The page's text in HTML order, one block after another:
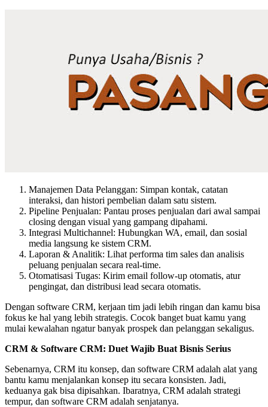
Manajemen Data Pelanggan: Simpan kontak, catatan
interaksi, dan histori pembelian dalam satu sistem.
Pipeline Penjualan: Pantau proses penjualan dari awal sampai
closing dengan visual yang gampang dipahami.
Integrasi Multichannel: Hubungkan WA, email, dan sosial
media langsung ke sistem CRM.
Laporan & Analitik: Lihat performa tim sales dan analisis
peluang penjualan secara real-time.
Otomatisasi Tugas: Kirim email follow-up otomatis, atur
pengingat, dan distribusi lead secara otomatis.
Dengan software CRM, kerjaan tim jadi lebih ringan dan kamu bisa
fokus ke hal yang lebih strategis. Cocok banget buat kamu yang
mulai kewalahan ngatur banyak prospek dan pelanggan sekaligus.
CRM & Software CRM: Duet Wajib Buat Bisnis Serius
Sebenarnya, CRM itu konsep, dan software CRM adalah alat yang
bantu kamu menjalankan konsep itu secara konsisten. Jadi,
keduanya gak bisa dipisahkan. Ibaratnya, CRM adalah strategi
tempur, dan software CRM adalah senjatanya.